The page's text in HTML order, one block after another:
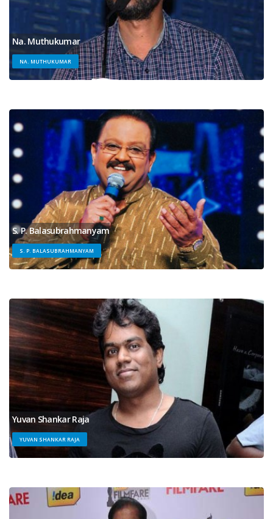
Na. Muthukumar
NA. MUTHUKUMAR
S. P. Balasubrahmanyam
S. P. BALASUBRAHMANYAM
Yuvan Shankar Raja
YUVAN SHANKAR RAJA